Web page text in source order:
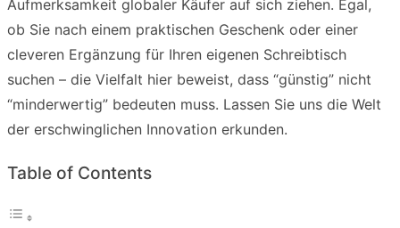
Aufmerksamkeit globaler Käufer auf sich ziehen. Egal,
ob Sie nach einem praktischen Geschenk oder einer
cleveren Ergänzung für Ihren eigenen Schreibtisch
suchen – die Vielfalt hier beweist, dass “günstig” nicht
“minderwertig” bedeuten muss. Lassen Sie uns die Welt
der erschwinglichen Innovation erkunden.
Table of Contents